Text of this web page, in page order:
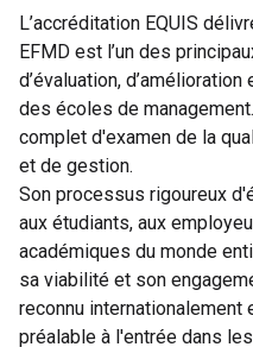
L’accréditation EQUIS
EFMD est l’un des
d’évaluation,
des écoles de
complet d'examen de la
et de gestion.
Son processus rigoureux
aux étudiants, aux
académiques du monde
sa viabilité et son
reconnu
préalable à l'entrée dans